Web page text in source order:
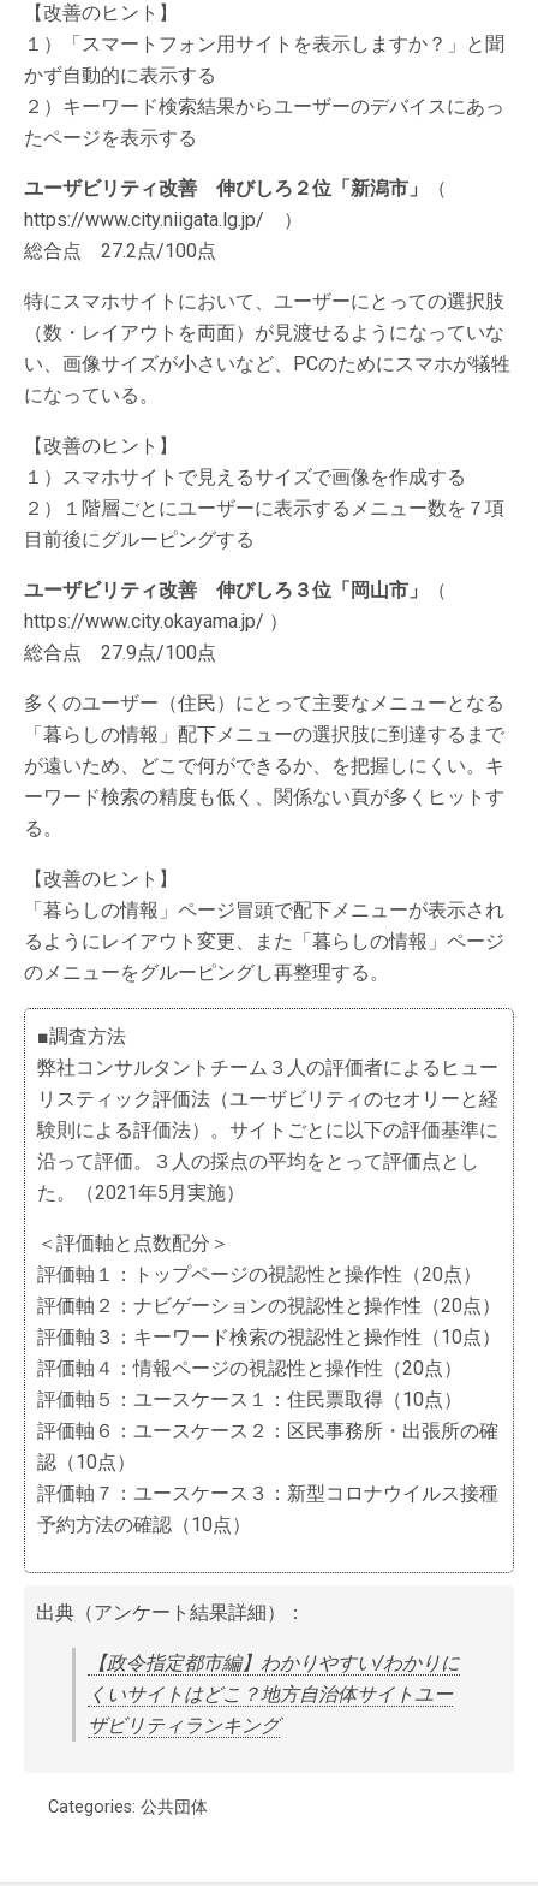
【改善のヒント】
１）「スマートフォン用サイトを表示しますか？」と聞
かず自動的に表示する
２）キーワード検索結果からユーザーのデバイスにあっ
たページを表示する
ユーザビリティ改善 伸びしろ２位「新潟市」
（
https://www.city.niigata.lg.jp/ ）
総合点 27.2点/100点
特にスマホサイトにおいて、ユーザーにとっての選択肢
（数・レイアウトを両面）が見渡せるようになっていな
い、画像サイズが小さいなど、PCのためにスマホが犠牲
になっている。
【改善のヒント】
１）スマホサイトで見えるサイズで画像を作成する
２）１階層ごとにユーザーに表示するメニュー数を７項
目前後にグルーピングする
ユーザビリティ改善 伸びしろ３位「岡山市」
（
https://www.city.okayama.jp/ ）
総合点 27.9点/100点
多くのユーザー（住民）にとって主要なメニューとなる
「暮らしの情報」配下メニューの選択肢に到達するまで
が遠いため、どこで何ができるか、を把握しにくい。キ
ーワード検索の精度も低く、関係ない頁が多くヒットす
る。
【改善のヒント】
「暮らしの情報」ページ冒頭で配下メニューが表示され
るようにレイアウト変更、また「暮らしの情報」ページ
のメニューをグルーピングし再整理する。
■調査方法
弊社コンサルタントチーム３人の評価者によるヒュー
リスティック評価法（ユーザビリティのセオリーと経
験則による評価法）。サイトごとに以下の評価基準に
沿って評価。３人の採点の平均をとって評価点とし
た。（2021年5月実施）
＜評価軸と点数配分＞
評価軸１：トップページの視認性と操作性（20点）
評価軸２：ナビゲーションの視認性と操作性（20点）
評価軸３：キーワード検索の視認性と操作性（10点）
評価軸４：情報ページの視認性と操作性（20点）
評価軸５：ユースケース１：住民票取得（10点）
評価軸６：ユースケース２：区民事務所・出張所の確
認（10点）
評価軸７：ユースケース３：新型コロナウイルス接種
予約方法の確認（10点）
出典（アンケート結果詳細）：
【政令指定都市編】わかりやすい/わかりに
くいサイトはどこ？地方自治体サイトユー
ザビリティランキング
Categories: 公共団体